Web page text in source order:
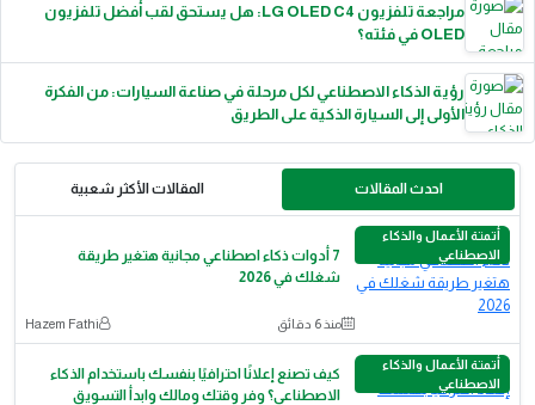
مراجعة تلفزيون LG OLED C4: هل يستحق لقب أفضل تلفزيون
OLED في فئته؟
رؤية الذكاء الاصطناعي لكل مرحلة في صناعة السيارات: من الفكرة
الأولى إلى السيارة الذكية على الطريق
احدث المقالات المقالات الأكثر شعبية
أتمتة الأعمال والذكاء
الاصطناعي
7 أدوات ذكاء اصطناعي مجانية هتغير طريقة
شغلك في 2026
منذ 6 دقائق Hazem Fathi
أتمتة الأعمال والذكاء
الاصطناعي
كيف تصنع إعلانًا احترافيًا بنفسك باستخدام الذكاء
الاصطناعي؟ وفر وقتك ومالك وابدأ التسويق